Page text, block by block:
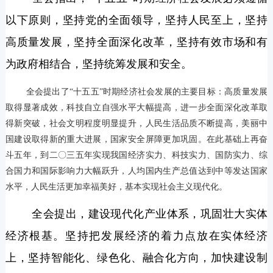
以下原则，坚持党的全面领导，坚持人民至上，坚持
高质量发展，坚持全面深化改革，坚持有效市场和有
为政府相结合，坚持统筹发展和安全。
全会提出了“十五五”时期经济社会发展的主要目标：高质量发展
取得显著成效，科技自立自强水平大幅提高，进一步全面深化改革取
得新突破，社会文明程度明显提升，人民生活品质不断提高，美丽中
国建设取得新的重大进展，国家安全屏障更加巩固。在此基础上再奋
斗五年，到二〇三五年实现我国经济实力、科技实力、国防实力、综
合国力和国际影响力大幅跃升，人均国内生产总值达到中等发达国家
水平，人民生活更加幸福美好，基本实现社会主义现代化。
全会提出，建设现代化产业体系，巩固壮大实体
经济根基。坚持把发展经济的着力点放在实体经济
上，坚持智能化、绿色化、融合化方向，加快建设制